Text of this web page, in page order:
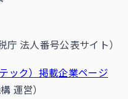
庁 法人番号公表サイト）
ック）掲載企業ページ
運営）